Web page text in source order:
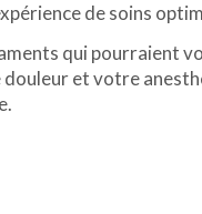
de soins
qui pourraient
et votre